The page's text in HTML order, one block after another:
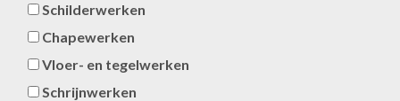
Schilderwerken
Chapewerken
Vloer- en tegelwerken
Schrijnwerken